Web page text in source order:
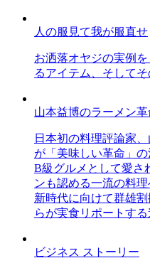
人の服見て我が服直せ
お洒落オヤジの実例
るアイテム、そして
山本益博のラーメン革
日本初の料理評論家
が「美味しい革命」
B級グルメとして愛さ
ンも認める一流の料
新時代に向けて群雄
らが実食リポートする
ビジネス ストーリー